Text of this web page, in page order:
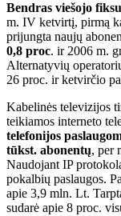
Bendras viešojo
m. IV ketvirtį, pirmą
prijungta naujų
0,8 proc. ir 2006 m.
Alternatyvių
26 proc. ir ketvirčio
Kabelinės televizijos
teikiamos interneto
telefonijos
tūkst. abonentų, per
Naudojant IP
pokalbių paslaugos.
apie 3,9 mln. Lt.
sudarė apie 8 proc.